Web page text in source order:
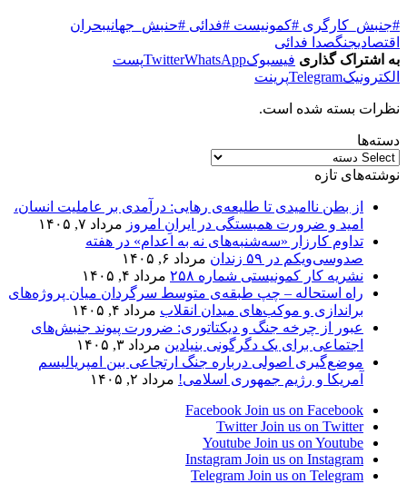
#جنبش_کارگری #کمونیست #فدائی #حنبش_جهانیبحران
اقتصادیجنگصدا فدائی
به اشتراک گذاری فیسبوک TwitterWhatsApp
پست
الکترونیکTelegramپرینت
نظرات بسته شده است.
دسته‌ها
نوشته‌های تازه
از بطن ناامیدی تا طلیعه‌ی رهایی: درآمدی بر عاملیت انسان،
امید و ضرورت همبستگی در ایرانِ امروز مرداد ۷, ۱۴۰۵
تداوم کارزار «سه‌شنبه‌های نه به اعدام» در هفته
صدوسی‌و‌یکم در ۵۹ زندان
مرداد ۶, ۱۴۰۵
نشریه کار کمونیستی شماره ۲۵۸
مرداد ۴, ۱۴۰۵
راه استحاله – چپ طبقه‌ی متوسط سرگردان میان پروژه‌های
براندازی و موکب‌های میدان انقلاب مرداد ۴, ۱۴۰۵
عبور از چرخه جنگ و دیکتاتوری: ضرورت پیوند جنبش‌های
اجتماعی برای یک دگرگونی بنیادین مرداد ۳, ۱۴۰۵
موضع‌گیری اصولی درباره جنگ ارتجاعی بین امپریالیسم
آمریکا و رژیم جمهوری اسلامی! مرداد ۲, ۱۴۰۵
Facebook Join us on Facebook
Twitter Join us on Twitter
Youtube Join us on Youtube
Instagram Join us on Instagram
Telegram Join us on Telegram